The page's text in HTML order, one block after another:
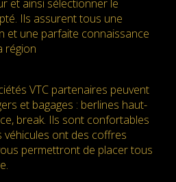
et ainsi sélectionner le
Ils assurent tous une
et une parfaite connaissance
région
VTC partenaires peuvent
et bagages : berlines haut-
break. Ils sont confortables
véhicules ont des coffres
permettront de placer tous